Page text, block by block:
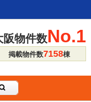
阪物件数No.1
掲載物件数7158棟